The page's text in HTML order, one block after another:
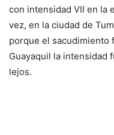
con intensidad VII en la
vez, en la ciudad de
porque el sacudimiento
Guayaquil la intensidad
lejos.